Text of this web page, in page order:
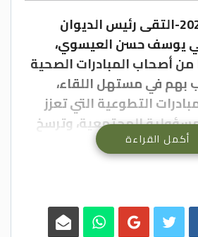
عمان – 5 تموز 2026-التقى رئيس الديوان
يوسف حسن العيسوي،
من أصحاب المبادرات الصحية
بهم في مستهل اللقاء،
التطوعية التي تعزز
المجتمعية، وترسخ
ولا سيما بين فئة
برعاية واهتمام جلالة
العهد.
أكمل القراءة